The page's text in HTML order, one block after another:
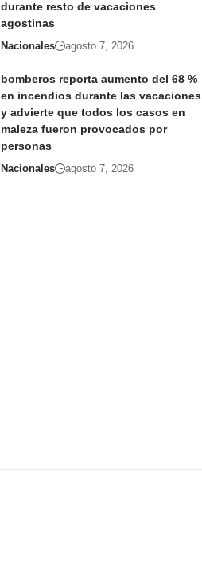
durante resto de vacaciones
agostinas
Nacionales agosto 7, 2026
bomberos reporta aumento del 68 %
en incendios durante las vacaciones
y advierte que todos los casos en
maleza fueron provocados por
personas
Nacionales agosto 7, 2026